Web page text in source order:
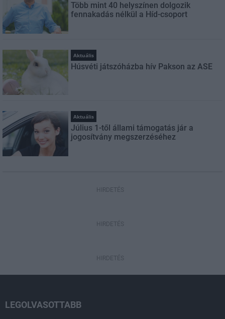
Több mint 40 helyszínen dolgozik
fennakadás nélkül a Híd-csoport
Aktuális
Húsvéti játszóházba hív Pakson az ASE
Aktuális
Július 1-től állami támogatás jár a
jogosítvány megszerzéséhez
HIRDETÉS
HIRDETÉS
HIRDETÉS
LEGOLVASOTTABB